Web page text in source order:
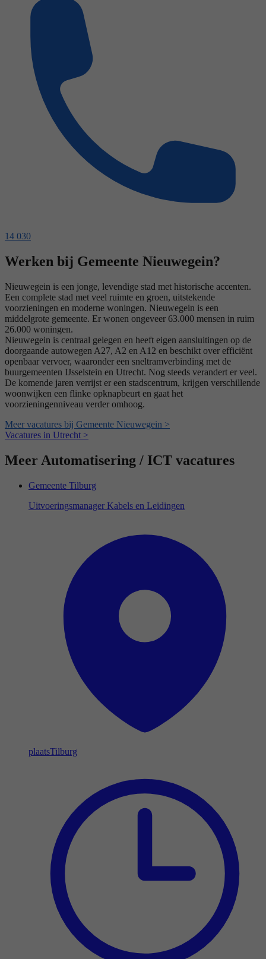
14 030
Werken bij Gemeente Nieuwegein?
Nieuwegein is een jonge, levendige stad met historische accenten.
Een complete stad met veel ruimte en groen, uitstekende
voorzieningen en moderne woningen. Nieuwegein is een
middelgrote gemeente. Er wonen ongeveer 63.000 mensen in ruim
26.000 woningen.
Nieuwegein is centraal gelegen en heeft eigen aansluitingen op de
doorgaande autowegen A27, A2 en A12 en beschikt over efficiënt
openbaar vervoer, waaronder een sneltramverbinding met de
buurgemeenten IJsselstein en Utrecht. Nog steeds verandert er veel.
De komende jaren verrijst er een stadscentrum, krijgen verschillende
woonwijken een flinke opknapbeurt en gaat het
voorzieningenniveau verder omhoog.
Meer vacatures bij Gemeente Nieuwegein >
Vacatures in Utrecht >
Meer Automatisering / ICT vacatures
Gemeente Tilburg
Uitvoeringsmanager Kabels en Leidingen
plaatsTilburg